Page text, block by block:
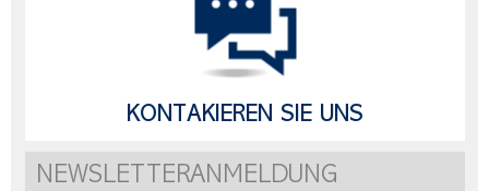
KONTAKIEREN SIE UNS
NEWSLETTERANMELDUNG